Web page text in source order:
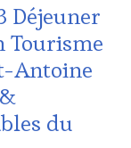
Déjeuner
Tourisme
Antoine
du